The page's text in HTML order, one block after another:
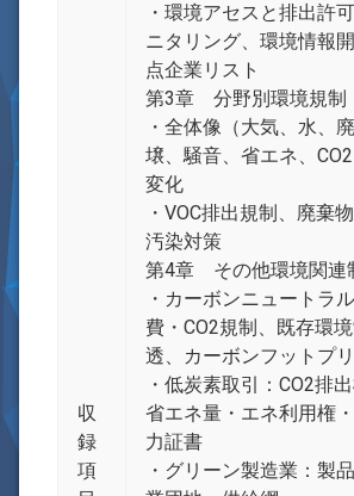
収
録
項
・環境アセスと排出許
ニタリング、環境情報
点企業リスト
第3章 分野別環境規制
・全体像（大気、水、
壌、騒音、省エネ、
変化
・VOC排出規制、廃棄
汚染対策
第4章 その他環境関連
・カーボンニュートラ
費・CO2規制、既存環
透、カーボンフットプ
・低炭素取引：CO2排出
省エネ量・エネ利用権
力証書
・グリーン製造業：製